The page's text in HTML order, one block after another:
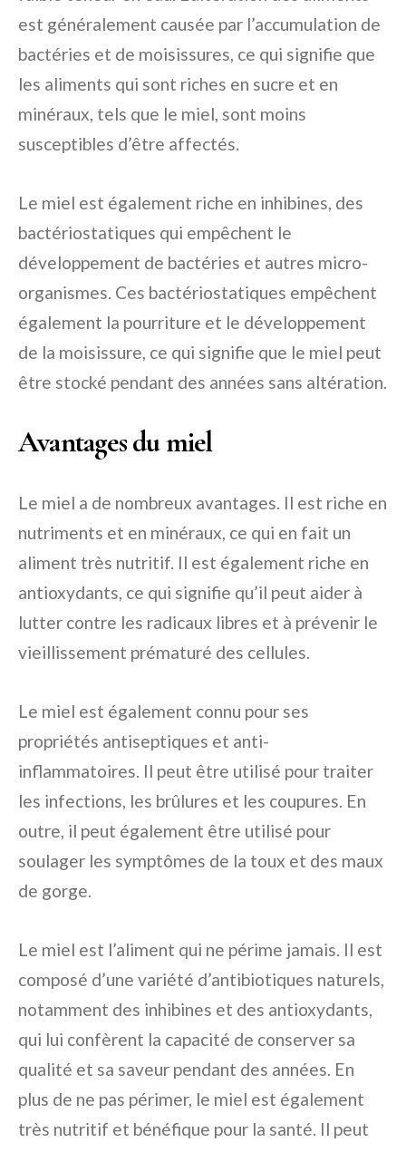
est généralement causée par l’accumulation de
bactéries et de moisissures, ce qui signifie que
les aliments qui sont riches en sucre et en
minéraux, tels que le miel, sont moins
susceptibles d’être affectés.
Le miel est également riche en inhibines, des
bactériostatiques qui empêchent le
développement de bactéries et autres micro-
organismes. Ces bactériostatiques empêchent
également la pourriture et le développement
de la moisissure, ce qui signifie que le miel peut
être stocké pendant des années sans altération.
Avantages du miel
Le miel a de nombreux avantages. Il est riche en
nutriments et en minéraux, ce qui en fait un
aliment très nutritif. Il est également riche en
antioxydants, ce qui signifie qu’il peut aider à
lutter contre les radicaux libres et à prévenir le
vieillissement prématuré des cellules.
Le miel est également connu pour ses
propriétés antiseptiques et anti-
inflammatoires. Il peut être utilisé pour traiter
les infections, les brûlures et les coupures. En
outre, il peut également être utilisé pour
soulager les symptômes de la toux et des maux
de gorge.
Le miel est l’aliment qui ne périme jamais. Il est
composé d’une variété d’antibiotiques naturels,
notamment des inhibines et des antioxydants,
qui lui confèrent la capacité de conserver sa
qualité et sa saveur pendant des années. En
plus de ne pas périmer, le miel est également
très nutritif et bénéfique pour la santé. Il peut